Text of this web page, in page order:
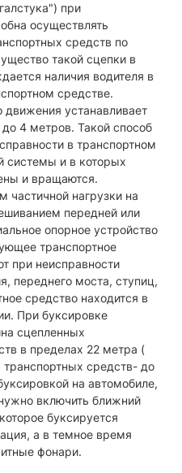
при
осуществлять
средств по
такой сцепки в
наличия водителя в
средстве.
устанавливает
4 метров. Такой способ
в транспортном
системы и в которых
и вращаются.
частичной нагрузки на
передней или
опорное устройство
транспортное
при неисправности
переднего моста, ступиц,
средство находится в
При буксировке
сцепленных
в пределах 22 метра (
средств- до
на автомобиле,
включить ближний
буксируется
а в темное время
фонари.